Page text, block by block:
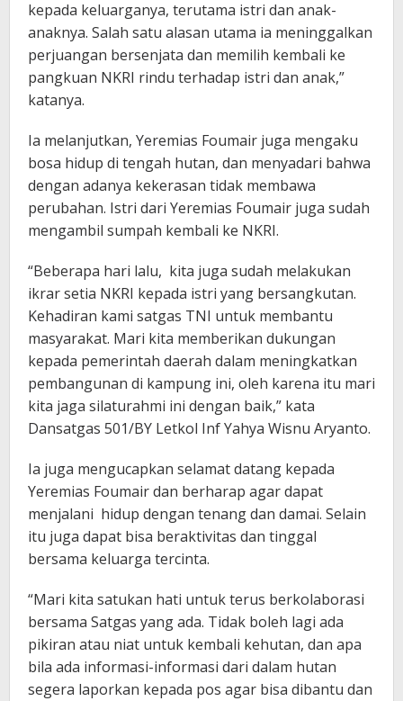
kepada keluarganya, terutama istri dan anak-
anaknya. Salah satu alasan utama ia meninggalkan
perjuangan bersenjata dan memilih kembali ke
pangkuan NKRI rindu terhadap istri dan anak,”
katanya.
Ia melanjutkan, Yeremias Foumair juga mengaku
bosa hidup di tengah hutan, dan menyadari bahwa
dengan adanya kekerasan tidak membawa
perubahan. Istri dari Yeremias Foumair juga sudah
mengambil sumpah kembali ke NKRI.
“Beberapa hari lalu, kita juga sudah melakukan
ikrar setia NKRI kepada istri yang bersangkutan.
Kehadiran kami satgas TNI untuk membantu
masyarakat. Mari kita memberikan dukungan
kepada pemerintah daerah dalam meningkatkan
pembangunan di kampung ini, oleh karena itu mari
kita jaga silaturahmi ini dengan baik,” kata
Dansatgas 501/BY Letkol Inf Yahya Wisnu Aryanto.
Ia juga mengucapkan selamat datang kepada
Yeremias Foumair dan berharap agar dapat
menjalani hidup dengan tenang dan damai. Selain
itu juga dapat bisa beraktivitas dan tinggal
bersama keluarga tercinta.
“Mari kita satukan hati untuk terus berkolaborasi
bersama Satgas yang ada. Tidak boleh lagi ada
pikiran atau niat untuk kembali kehutan, dan apa
bila ada informasi-informasi dari dalam hutan
segera laporkan kepada pos agar bisa dibantu dan